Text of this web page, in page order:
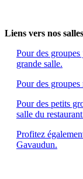
Liens vers nos
Pour des
grande salle.
Pour des
Pour des petits
salle du
Profitez
Gavaudun.